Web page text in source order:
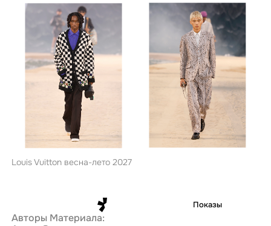
Louis Vuitton весна-лето 2027
Показы
Авторы Материала: